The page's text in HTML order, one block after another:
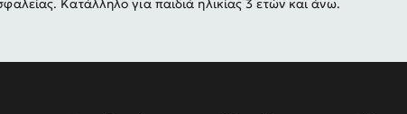
Κατάλληλο για παιδιά ηλικίας 3 ετών και άνω.